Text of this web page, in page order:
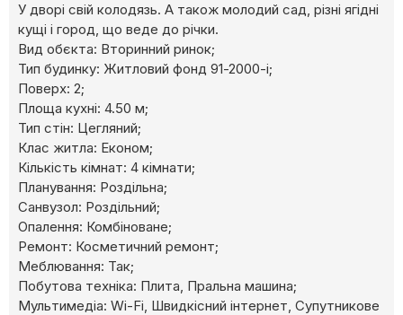
У дворі свій колодязь. А також молодий сад, різні ягідні
кущі і город, що веде до річки.
Вид обєкта: Вторинний ринок;
Тип будинку: Житловий фонд 91-2000-і;
Поверх: 2;
Площа кухні: 4.50 м;
Тип стін: Цегляний;
Клас житла: Економ;
Кількість кімнат: 4 кімнати;
Планування: Роздільна;
Cанвузол: Роздільний;
Опалення: Комбіноване;
Ремонт: Косметичний ремонт;
Меблювання: Так;
Побутова техніка: Плита, Пральна машина;
Мультимедіа: Wi-Fi, Швидкісний інтернет, Супутникове